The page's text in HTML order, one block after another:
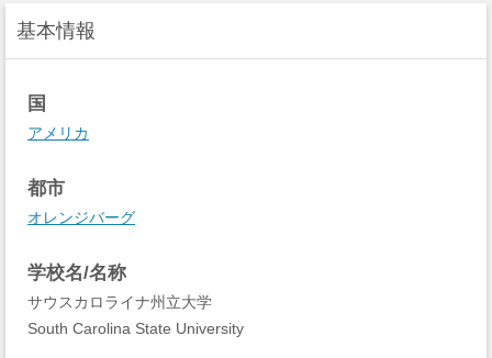
基本情報
国
アメリカ
都市
オレンジバーグ
学校名/名称
サウスカロライナ州立大学
South Carolina State University